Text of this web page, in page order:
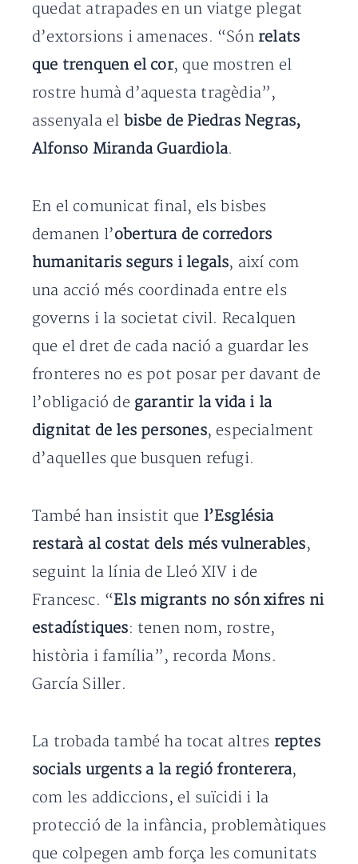
quedat atrapades en un viatge plegat
d’extorsions i amenaces. “Són relats
que trenquen el cor, que mostren el
rostre humà d’aquesta tragèdia”,
assenyala el bisbe de Piedras Negras,
Alfonso Miranda Guardiola.
En el comunicat final, els bisbes
demanen l’obertura de corredors
humanitaris segurs i legals, així com
una acció més coordinada entre els
governs i la societat civil. Recalquen
que el dret de cada nació a guardar les
fronteres no es pot posar per davant de
l’obligació de garantir la vida i la
dignitat de les persones, especialment
d’aquelles que busquen refugi.
També han insistit que l’Església
restarà al costat dels més vulnerables,
seguint la línia de Lleó XIV i de
Francesc. “Els migrants no són xifres ni
estadístiques: tenen nom, rostre,
història i família”, recorda Mons.
García Siller.
La trobada també ha tocat altres reptes
socials urgents a la regió fronterera,
com les addiccions, el suïcidi i la
protecció de la infància, problemàtiques
que colpegen amb força les comunitats